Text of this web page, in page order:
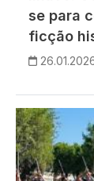
se para
ficção
Imagem